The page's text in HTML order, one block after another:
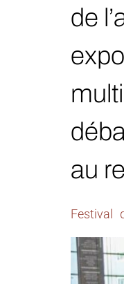
de
au
Festival